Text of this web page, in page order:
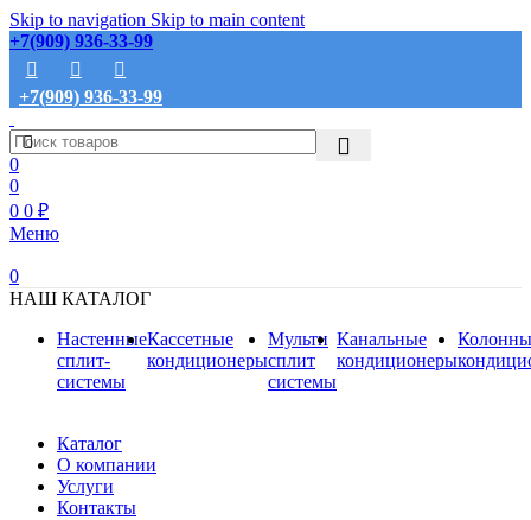
Skip to navigation Skip to main content
+7(909) 936-33-99
+7(909) 936-33-99
0
0
0 0 ₽
Меню
0
НАШ КАТАЛОГ
Настенные
сплит-
системы
Кассетные
кондиционеры
Мульти
сплит
системы
Канальные
кондиционеры
Каталог
О компании
Услуги
Контакты